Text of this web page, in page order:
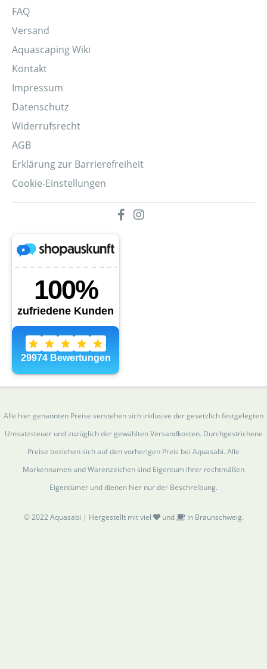
FAQ
Versand
Aquascaping Wiki
Kontakt
Impressum
Datenschutz
Widerrufsrecht
AGB
Erklärung zur Barrierefreiheit
Cookie-Einstellungen
Alle hier genannten Preise verstehen sich inklusive der gesetzlich festgelegten
Umsatzsteuer und zuzüglich der gewählten Versandkosten. Durchgestrichene
Preise beziehen sich auf den vorherigen Preis bei Aquasabi. Alle
Markennamen und Warenzeichen sind Eigentum ihrer rechtmäßen
Eigentümer und dienen hier nur der Beschreibung.
© 2022 Aquasabi | Hergestellt mit viel und in Braunschweig.